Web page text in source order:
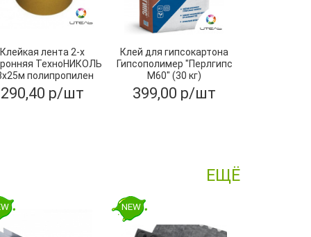
Клейкая лента 2-х
ТехноНИКОЛЬ
полипропилен
290,40 р/шт
Клей для гипсокартона
Гипсополимер "Перлгипс
М60" (30 кг)
399,00 р/шт
ЕЩЁ
NEW